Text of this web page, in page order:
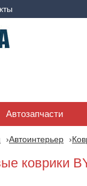
Автозапчасти
Автоинтерьер
коврики